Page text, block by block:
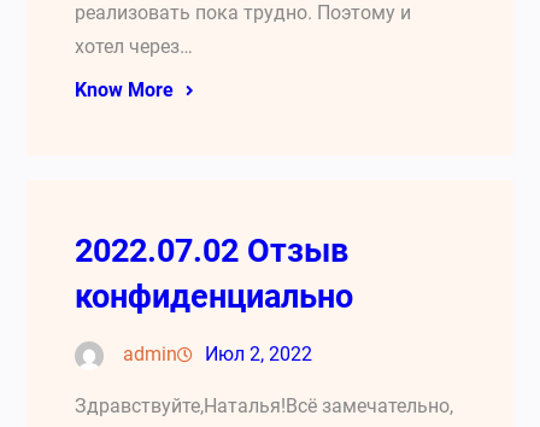
реализовать пока трудно. Поэтому и
хотел через…
Know More
2022.07.02 Отзыв
конфиденциально
admin Июл 2, 2022
Здравствуйте,Наталья!Всё замечательно,